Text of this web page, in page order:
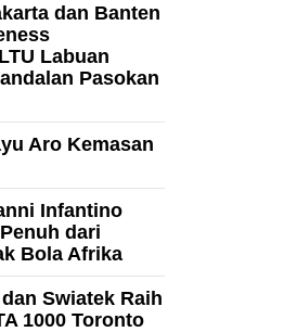
dan Banten
Labuan
Pasokan
Aro Kemasan
Infantino
dari
Bola Afrika
Swiatek Raih
1000 Toronto